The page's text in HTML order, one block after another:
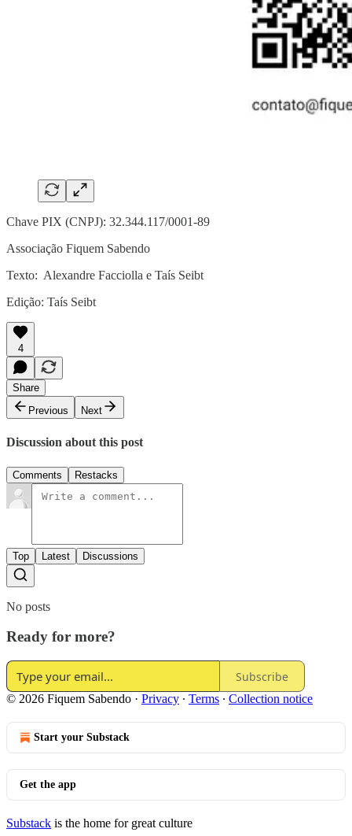
Chave PIX (CNPJ): 32.344.117/0001-89
Associação Fiquem Sabendo
Texto: Alexandre Facciolla e Taís Seibt
Edição: Taís Seibt
4
Share
Previous
Next
Discussion about this post
Comments Restacks
Top Latest Discussions
No posts
Ready for more?
Subscribe
© 2026 Fiquem Sabendo · Privacy ∙ Terms ∙ Collection notice
Start your Substack
Get the app
Substack is the home for great culture